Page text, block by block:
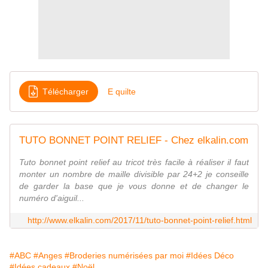
Télécharger E quilte
TUTO BONNET POINT RELIEF - Chez elkalin.com
Tuto bonnet point relief au tricot très facile à réaliser il faut
monter un nombre de maille divisible par 24+2 je conseille
de garder la base que je vous donne et de changer le
numéro d'aiguil...
http://www.elkalin.com/2017/11/tuto-bonnet-point-relief.html
#ABC #Anges #Broderies numérisées par moi #Idées Déco